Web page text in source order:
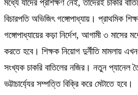
মধ্যে যাঁদের প্রশিক্ষণ নেই, তাঁদেরই চাকরি
বিচারপতি অভিজিৎ গঙ্গোপাধ্যায়। প্রাথমিক
গঙ্গোপাধ্যায়ের কড়া নির্দেশ, আগামী ৩ মাসের
করতে হবে। শিক্ষক নিয়োগ দুর্নীতি মামলায়
সংখ্যক চাকরি বাতিলের নজির। নতুন প্যানেল
ভট্টাচার্য্যের সম্পত্তি বিক্রি করে মেটাতে হবে।